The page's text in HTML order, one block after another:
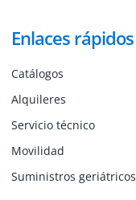
Enlaces rápidos
Catálogos
Alquileres
Servicio técnico
Movilidad
Suministros geriátricos